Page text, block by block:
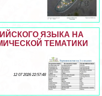
ЯЗЫКА НА
ТЕМАТИКИ
12 07 2026 22:57:48